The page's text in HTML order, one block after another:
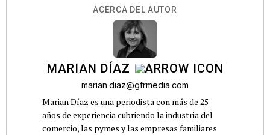
ACERCA DEL AUTOR
MARIAN DÍAZ
marian.diaz@gfrmedia.com
Marian Díaz es una periodista con más de 25
años de experiencia cubriendo la industria del
comercio, las pymes y las empresas familiares